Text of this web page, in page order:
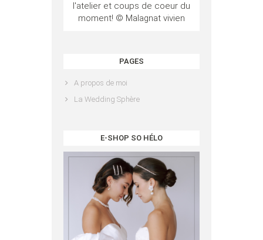
l'atelier et coups de coeur du
moment! © Malagnat vivien
PAGES
A propos de moi
La Wedding Sphère
E-SHOP SO HÉLO